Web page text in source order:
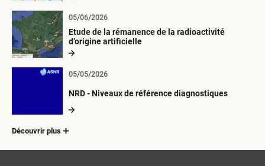
Etude de la rémanence de la radioactivité
d’origine artificielle
05/06/2026
NRD - Niveaux de référence diagnostiques
05/05/2026
Découvrir plus